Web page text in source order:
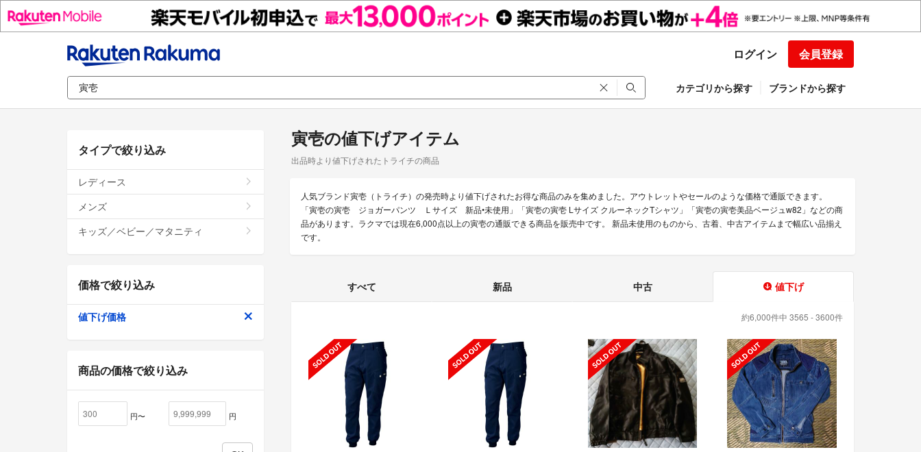
ログイン 会員登録
カテゴリから探す ブランドから探す
寅壱の値下げアイテム
出品時より値下げされたトライチの商品
人気ブランド寅壱（トライチ）の発売時より値下げされたお得な商品のみを集めました。アウトレットやセールのような価格で通販できます。
「寅壱の寅壱 ジョガーパンツ Ｌサイズ 新品•未使用」「寅壱の寅壱 Lサイズ クルーネックTシャツ」「寅壱の寅壱美品ベージュw82」などの商
品があります。ラクマでは現在6,000点以上の寅壱の通販できる商品を販売中です。 新品未使用のものから、古着、中古アイテムまで幅広い品揃え
です。
すべて 新品 中古 値下げ
約6,000件中 3565 - 3600件
タイプで絞り込み
レディース
メンズ
キッズ／ベビー／マタニティ
価格で絞り込み
値下げ価格
商品の価格で絞り込み
円〜 円